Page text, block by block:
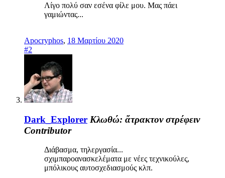
Λίγο πολύ σαν εσένα φίλε μου. Μας πάει
γαμιώντας...
Apocryphos, 18 Μαρτίου 2020
#2
Dark_Explorer Κλωθώ: ἄτρακτον στρέφειν
Contributor
Διάβασμα, τηλεργασία...
σχιμπαροανασκελέματα με νέες τεχνικούλες,
μπόλικους αυτοσχεδιασμούς κλπ.